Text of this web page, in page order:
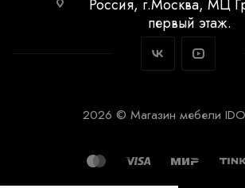
Россия, г.Москва, МЦ
первый этаж.
2026 © Магазин мебели